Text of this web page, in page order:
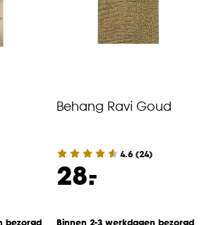
bezorgd
Behang Ravi Goud
4.6 (24)
28.
-
Binnen 2-3 werkdagen bezorgd